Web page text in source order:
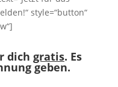
style=“button“
dich gratis. Es
geben.